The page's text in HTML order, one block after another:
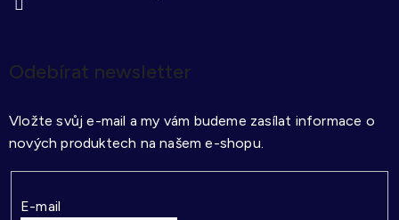
Odebírat newsletter
Vložte svůj e-mail a my vám budeme zasílat informace o
nových produktech na našem e-shopu.
E-mail